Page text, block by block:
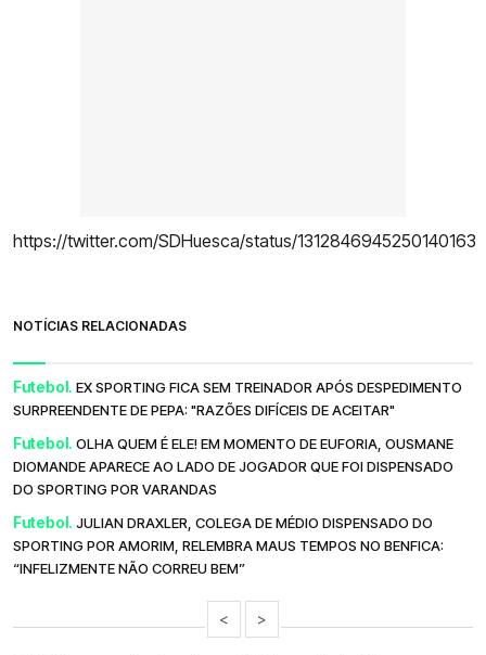
https://twitter.com/SDHuesca/status/1312846945250140163
NOTÍCIAS RELACIONADAS
Futebol. EX SPORTING FICA SEM TREINADOR APÓS DESPEDIMENTO
SURPREENDENTE DE PEPA: "RAZÕES DIFÍCEIS DE ACEITAR"
Futebol. OLHA QUEM É ELE! EM MOMENTO DE EUFORIA, OUSMANE
DIOMANDE APARECE AO LADO DE JOGADOR QUE FOI DISPENSADO
DO SPORTING POR VARANDAS
Futebol. JULIAN DRAXLER, COLEGA DE MÉDIO DISPENSADO DO
SPORTING POR AMORIM, RELEMBRA MAUS TEMPOS NO BENFICA:
“INFELIZMENTE NÃO CORREU BEM”
< >